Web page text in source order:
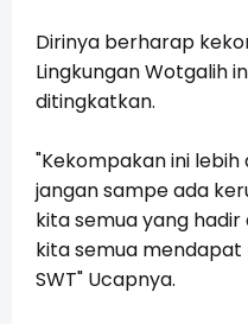
Dirinya berharap
Lingkungan Wotgalih
ditingkatkan.
"Kekompakan ini
jangan sampe ada
kita semua yang
kita semua
SWT" Ucapnya.